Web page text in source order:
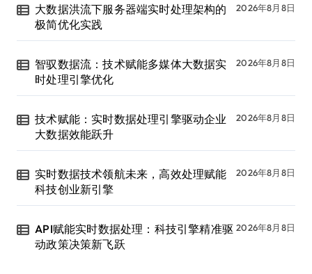
大数据洪流下服务器端实时处理架构的
极简优化实践
2026年8月8日
智驭数据流：技术赋能多媒体大数据实
时处理引擎优化
2026年8月8日
技术赋能：实时数据处理引擎驱动企业
大数据效能跃升
2026年8月8日
实时数据技术领航未来，高效处理赋能
科技创业新引擎
2026年8月8日
API赋能实时数据处理：科技引擎精准驱
动政策决策新飞跃
2026年8月8日